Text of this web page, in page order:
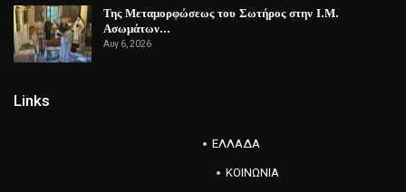
Της Μεταμορφώσεως του Σωτήρος στην Ι.Μ.
Ασωμάτων…
Αυγ 6, 2026
Links
ΕΛΛΑΔΑ
ΚΟΙΝΩΝΙΑ